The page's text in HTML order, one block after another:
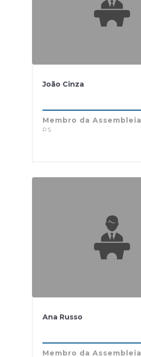
João Cinza
Membro da Assembleia
PS
Ana Russo
Membro da Assembleia